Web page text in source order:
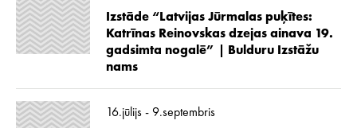
Izstāde “Latvijas Jūrmalas puķītes:
Katrīnas Reinovskas dzejas ainava 19.
gadsimta nogalē” | Bulduru Izstāžu
nams
16.jūlijs - 9.septembris